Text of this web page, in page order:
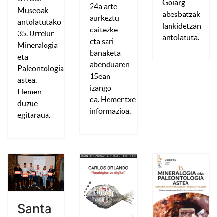
Museoak
antolatutako
35. Urrelur
Mineralogia
eta
Paleontologia
astea.
Hemen
duzue
egitaraua.
24a arte
aurkeztu
daitezke
eta sari
banaketa
abenduaren
15ean
izango
da. Hementxe
informazioa.
Goiargi
abesbatzak
lankidetzan
antolatuta.
Santa